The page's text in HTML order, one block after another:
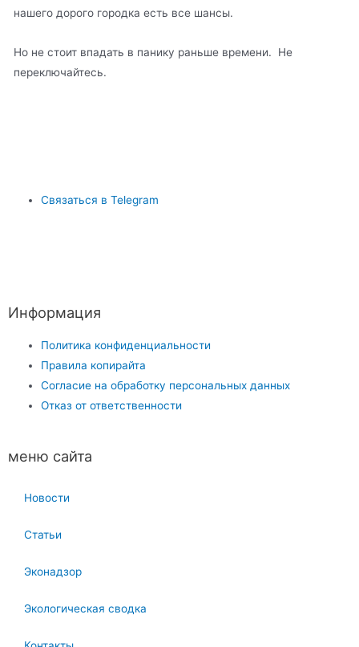
нашего дорого городка есть все шансы.
Но не стоит впадать в панику раньше времени. Не
переключайтесь.
Связаться в Telegram
Информация
Политика конфиденциальности
Правила копирайта
Согласие на обработку персональных данных
Отказ от ответственности
меню сайта
Новости
Статьи
Эконадзор
Экологическая сводка